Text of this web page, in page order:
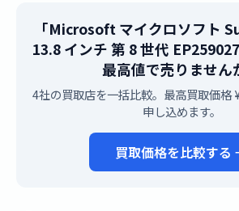
「Microsoft マイクロソフト
13.8 インチ 第 8 世代
最高値で売りません
4社の買取店を一括比較。最高買取価格
申し込めます。
買取価格を比較す